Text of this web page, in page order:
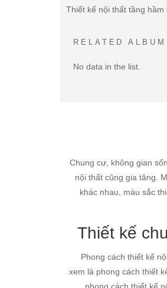
Thiết kế nội thất tầng
RELATED
No data in the list.
Chung cư, không gian
nội thất cũng gia tăng.
khác nhau, màu sắc
Thiết kế
Phong cách thiết kế
xem là phong cách thiết